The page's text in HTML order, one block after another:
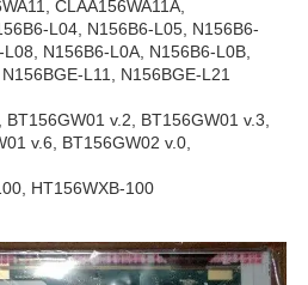
CLAA156WA11A,
L04, N156B6-L05, N156B6-
N156B6-L0A, N156B6-L0B,
L11, N156BGE-L21
v.2, BT156GW01 v.3,
v.6, BT156GW02 v.0,
HT156WXB-100